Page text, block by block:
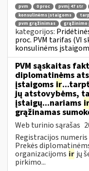
pvm 0 proc pvmį 47 str
konsulinėms įstaigoms
pvm grąžinimas
grąžinimo
kategorijos:
proc. PVM tarifas (VI
konsulinėms
PVM sąskaitas
diplomatinėms
įstaigoms ir
jų atstovybėms,
įstaigų...nariams ir
grąžinamas
Web turinio sąrašas
Registracijos
Prekės
organizacijoms ir jų
pirkimo...